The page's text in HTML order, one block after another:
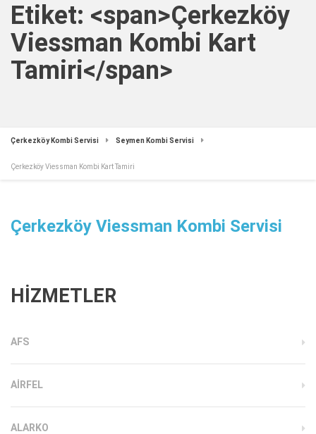
Etiket: <span>Çerkezköy
Viessman Kombi Kart
Tamiri</span>
Çerkezköy Kombi Servisi Seymen Kombi Servisi
Çerkezköy Viessman Kombi Kart Tamiri
Çerkezköy Viessman Kombi Servisi
HİZMETLER
AFS
AIRFEL
ALARKO